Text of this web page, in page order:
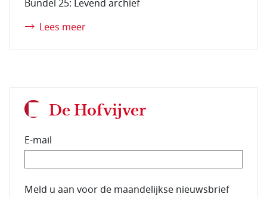
Bundel 25: Levend archief
Lees meer
De Hofvijver
E-mail
E-mailadres van de abonnee.
Meld u aan voor de maandelijkse nieuwsbrief